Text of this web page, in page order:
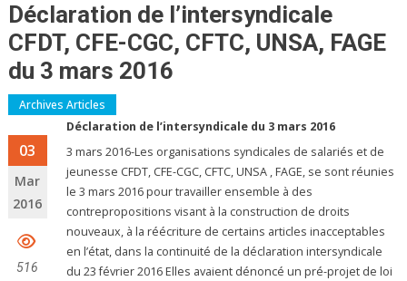
Déclaration de l’intersyndicale
CFDT, CFE-CGC, CFTC, UNSA, FAGE
du 3 mars 2016
Archives Articles
03
Mar
2016
516
Déclaration de l’intersyndicale du 3 mars 2016
3 mars 2016-Les organisations syndicales de salariés et de
jeunesse CFDT, CFE-CGC, CFTC, UNSA , FAGE, se sont réunies
le 3 mars 2016 pour travailler ensemble à des
contrepropositions visant à la construction de droits
nouveaux, à la réécriture de certains articles inacceptables
en l’état, dans la continuité de la déclaration intersyndicale
du 23 février 2016 Elles avaient dénoncé un pré-projet de loi